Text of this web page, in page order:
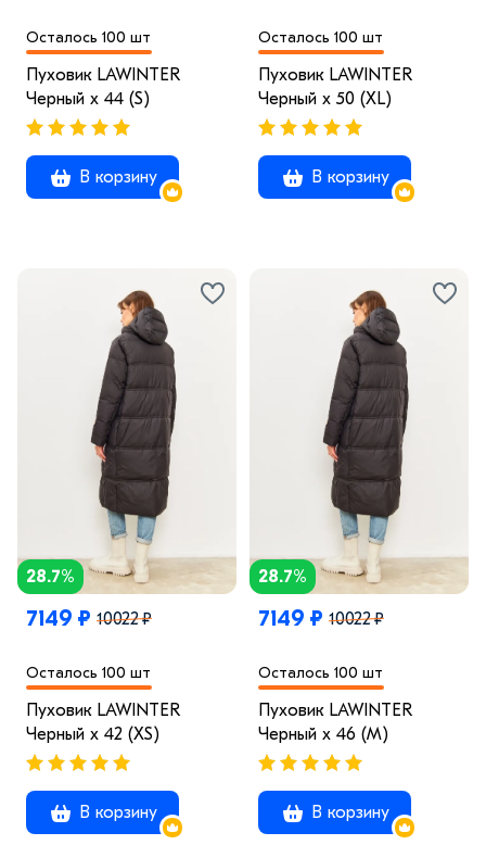
Осталось 100 шт
Пуховик LAWINTER
Черный x 44 (S)
В корзину
Осталось 100 шт
Пуховик LAWINTER
Черный x 50 (XL)
В корзину
28.7%
7149 ₽ 10022 ₽
Осталось 100 шт
Пуховик LAWINTER
Черный x 42 (XS)
В корзину
28.7%
7149 ₽ 10022 ₽
Осталось 100 шт
Пуховик LAWINTER
Черный x 46 (M)
В корзину